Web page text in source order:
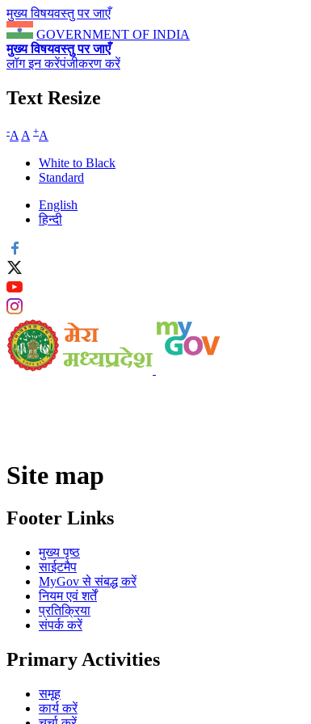
मुख्य विषयवस्तु पर जाएँ
GOVERNMENT OF INDIA
मुख्य विषयवस्तु पर जाएँ
लॉग इन करेंपंजीकरण करें
Text Resize
-A A +A
White to Black
Standard
English
हिन्दी
Site map
Footer Links
मुख्य पृष्ठ
साईटमैप
MyGov से संबद्ध करें
नियम एवं शर्तें
प्रतिक्रिया
संपर्क करें
Primary Activities
समूह
कार्य करें